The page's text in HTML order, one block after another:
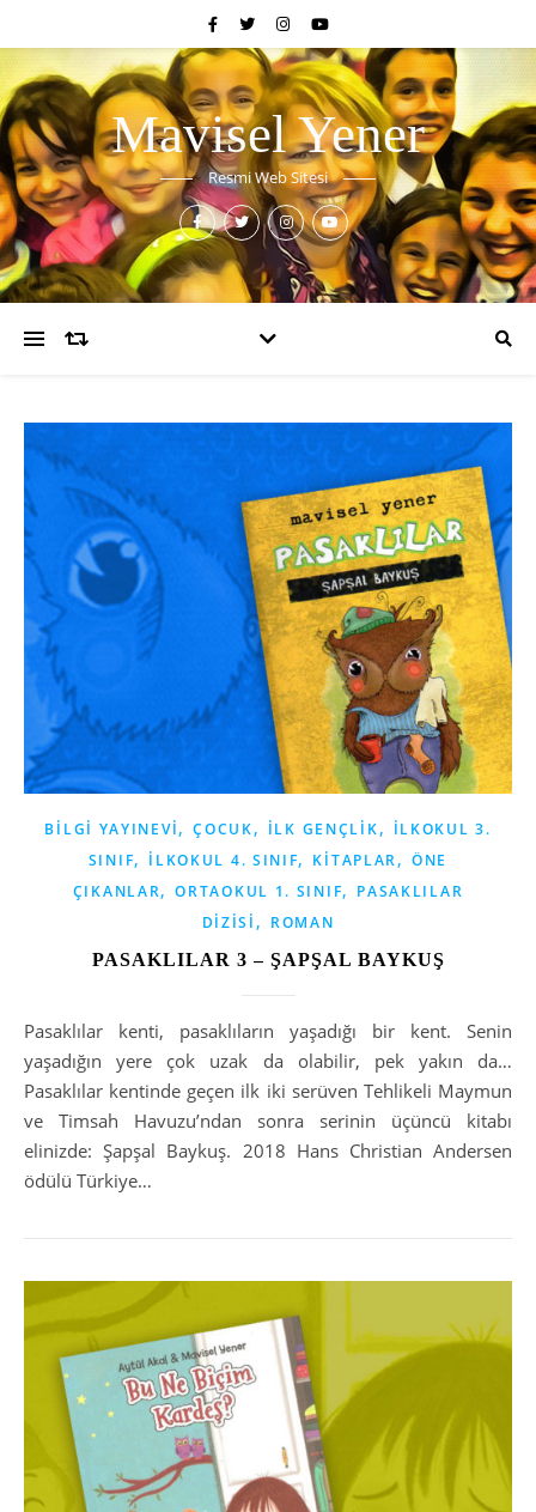
Mavisel Yener
Resmi Web Sitesi
BILGI YAYINEVI,ÇOCUK, İLK GENÇLIK, İLKOKUL 3.
SINIF, İLKOKUL 4. SINIF, KITAPLAR,ÖNE
ÇIKANLAR,ORTAOKUL 1. SINIF, PASAKLILAR
DIZISI , ROMAN
PASAKLILAR 3 – ŞAPŞAL BAYKUŞ
Pasaklılar kenti, pasaklıların yaşadığı bir kent. Senin
yaşadığın yere çok uzak da olabilir, pek yakın da…
Pasaklılar kentinde geçen ilk iki serüven Tehlikeli Maymun
ve Timsah Havuzu’ndan sonra serinin üçüncü kitabı
elinizde: Şapşal Baykuş. 2018 Hans Christian Andersen
ödülü Türkiye…